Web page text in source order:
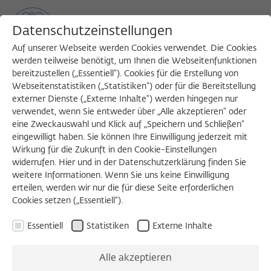
MENU
Search
Verfassung als gewaltlose Revolution
Ein Gespräch mit Ulrich K. Preuß, der
1989/1990 Fellow des Wissenschaftskollegs
und Experte im Verfassungsausschuss des
Daniel Schönpflug:
Sie waren Fellow des Jahrgangs
1989, an den Moment, als hier im Kolleg die Nachrichten
Datenschutzeinstellungen
Auf unserer Webseite werden Cookies verwendet. Die Cookies
werden teilweise benötigt, um Ihnen die Webseitenfunktionen
bereitzustellen („Essentiell“). Cookies für die Erstellung von
Webseitenstatistiken („Statistiken“) oder für die Bereitstellung
externer Dienste („Externe Inhalte“) werden hingegen nur
verwendet, wenn Sie entweder über „Alle akzeptieren“ oder
eine Zweckauswahl und Klick auf „Speichern und Schließen“
eingewilligt haben. Sie können Ihre Einwilligung jederzeit mit
Wirkung für die Zukunft in den Cookie-Einstellungen
widerrufen. Hier und in der Datenschutzerklärung finden Sie
weitere Informationen. Wenn Sie uns keine Einwilligung
erteilen, werden wir nur die für diese Seite erforderlichen
Cookies setzen („Essentiell“).
Essentiell Statistiken Externe Inhalte
Alle akzeptieren